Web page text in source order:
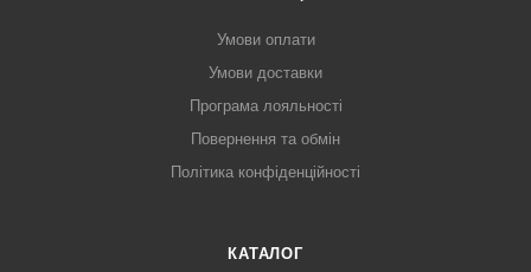
Умови оплати
Умови доставки
Програма лояльності
Повернення та обмін
Політика конфіденційності
КАТАЛОГ